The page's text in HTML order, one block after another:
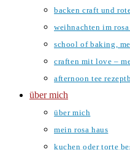
backen craft und
weihnachten im
school of baking,
craften mit love –
afternoon tee
über mich
über mich
mein rosa haus
kuchen oder torte